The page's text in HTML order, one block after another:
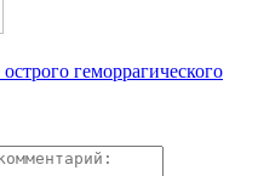
геморрагического